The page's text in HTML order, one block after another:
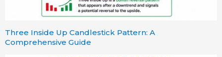
Three Inside Up Candlestick Pattern: A
Comprehensive Guide